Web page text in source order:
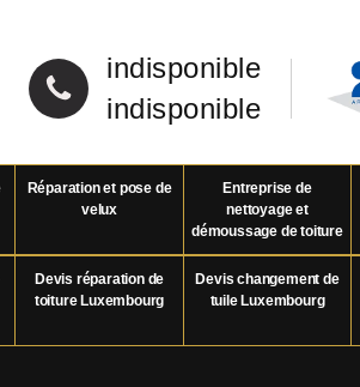
indisponible
indisponible
Réparation et pose de
velux
Entreprise de
nettoyage et
démoussage de toiture
Devis réparation de
toiture Luxembourg
Devis changement de
tuile Luxembourg